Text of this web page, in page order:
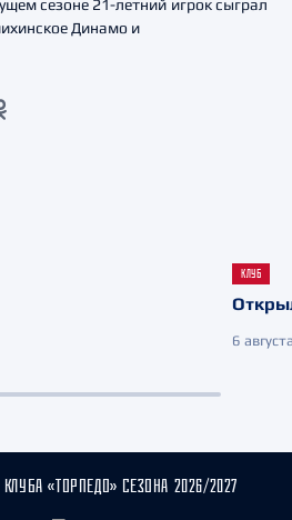
сезоне 21-летний игрок сыграл
Динамо и
КЛУБ
6
«ТОРПЕДО» СЕЗОНА 2026/2027